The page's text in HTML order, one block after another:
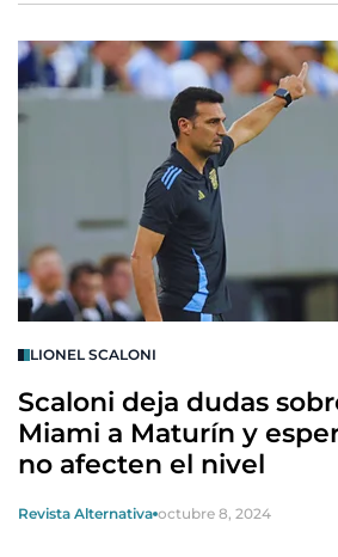
LIONEL SCALONI
Scaloni deja dudas
Miami a Maturín y
no afecten el nivel
Revista Alternativa octubre 8, 2024